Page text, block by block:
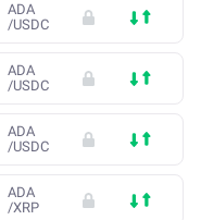
ADA
/USDC
ADA
/USDC
ADA
/USDC
ADA
/XRP